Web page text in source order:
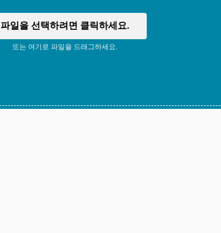
파일을 선택하려면 클릭하세요.
또는 여기로 파일을 드래그하세요.